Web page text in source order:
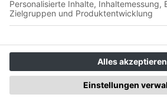
WR 296 Wir lassen